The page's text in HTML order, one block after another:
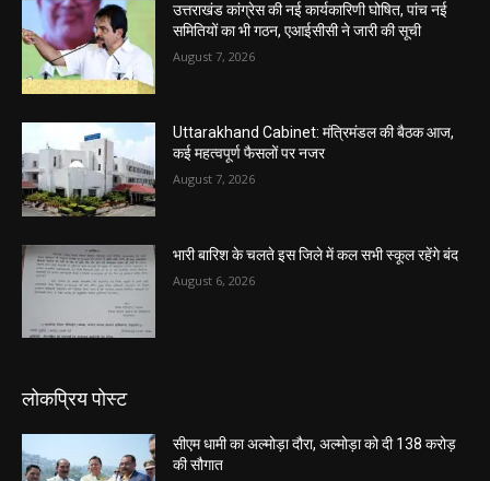
उत्तराखंड कांग्रेस की नई कार्यकारिणी घोषित, पांच नई
समितियों का भी गठन, एआईसीसी ने जारी की सूची
August 7, 2026
Uttarakhand Cabinet: मंत्रिमंडल की बैठक आज,
कई महत्वपूर्ण फैसलों पर नजर
August 7, 2026
भारी बारिश के चलते इस जिले में कल सभी स्कूल रहेंगे बंद
August 6, 2026
लोकप्रिय पोस्ट
सीएम धामी का अल्मोड़ा दौरा, अल्मोड़ा को दी 138 करोड़
की सौगात